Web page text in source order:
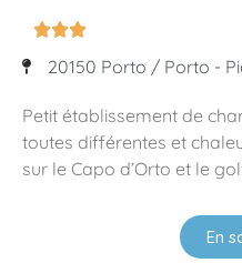

20150 Porto / Porto -
Petit établissement de
toutes différentes et
sur le Capo d’Orto et le
En